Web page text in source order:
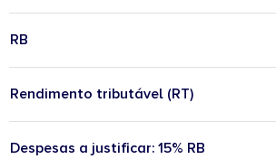
RB
Rendimento tributável (RT)
Despesas a justificar: 15% RB